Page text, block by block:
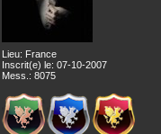
Lieu: France
Inscrit(e) le: 07-10-2007
Mess.: 8075